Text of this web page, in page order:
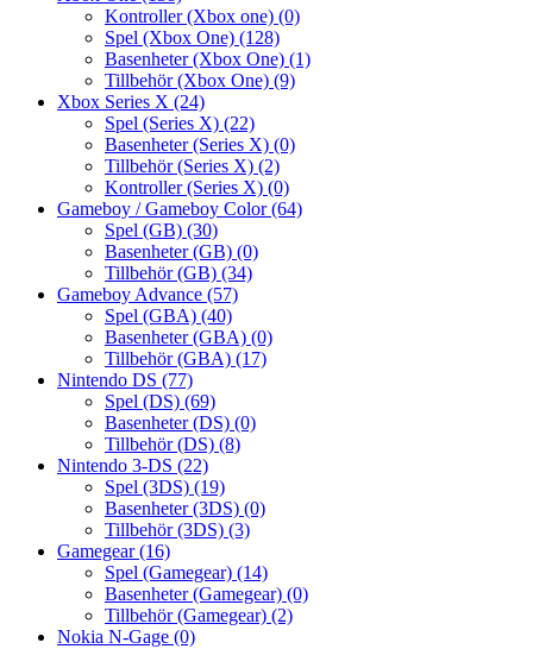
Kontroller (Xbox one) (0)
Spel (Xbox One) (128)
Basenheter (Xbox One) (1)
Tillbehör (Xbox One) (9)
Xbox Series X (24)
Spel (Series X) (22)
Basenheter (Series X) (0)
Tillbehör (Series X) (2)
Kontroller (Series X) (0)
Gameboy / Gameboy Color(64)
Spel (GB) (30)
Basenheter (GB) (0)
Tillbehör (GB) (34)
Gameboy Advance (57)
Spel (GBA) (40)
Basenheter (GBA) (0)
Tillbehör (GBA) (17)
Nintendo DS (77)
Spel (DS) (69)
Basenheter (DS) (0)
Tillbehör (DS) (8)
Nintendo 3-DS (22)
Spel (3DS) (19)
Basenheter (3DS) (0)
Tillbehör (3DS) (3)
Gamegear(16)
Spel (Gamegear) (14)
Basenheter (Gamegear) (0)
Tillbehör (Gamegear) (2)
Nokia N-Gage (0)